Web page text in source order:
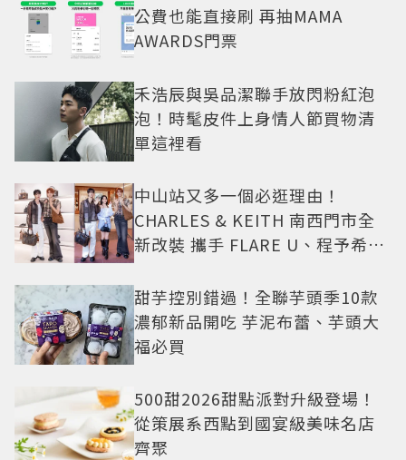
公費也能直接刷 再抽MAMA
AWARDS門票
禾浩辰與吳品潔聯手放閃粉紅泡
泡！時髦皮件上身情人節買物清
單這裡看
中山站又多一個必逛理由！
CHARLES & KEITH 南西門市全
新改裝 攜手 FLARE U、程予希演
甜芋控別錯過！全聯芋頭季10款
濃郁新品開吃 芋泥布蕾、芋頭大
福必買
500甜2026甜點派對升級登場！
從策展系西點到國宴級美味名店
齊聚